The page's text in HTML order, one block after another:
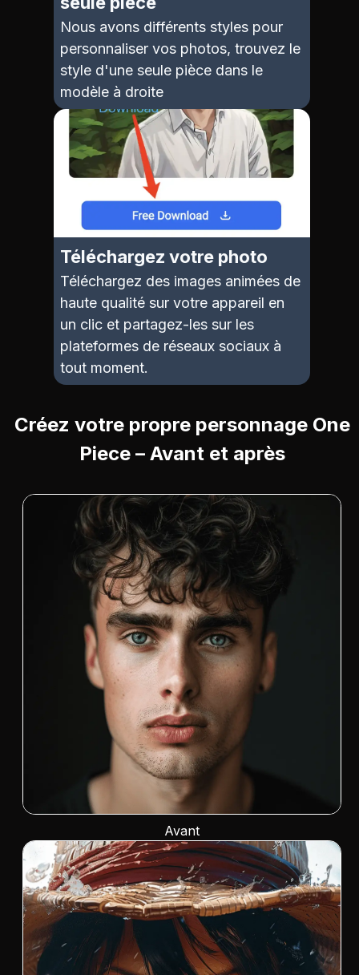
Nous avons différents styles pour
personnaliser vos photos, trouvez le
style d'une seule pièce dans le
modèle à droite
Téléchargez votre photo
Téléchargez des images animées de
haute qualité sur votre appareil en
un clic et partagez-les sur les
plateformes de réseaux sociaux à
tout moment.
Créez votre propre personnage One
Piece – Avant et après
Avant